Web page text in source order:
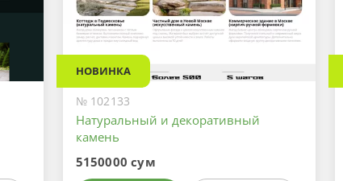
НОВИНКА
№ 102133
Натуральный и декоративный
камень
5150000 сум